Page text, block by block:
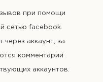
при помощи
сетью facebook.
через аккаунт, за
комментарии
аккаунтов.